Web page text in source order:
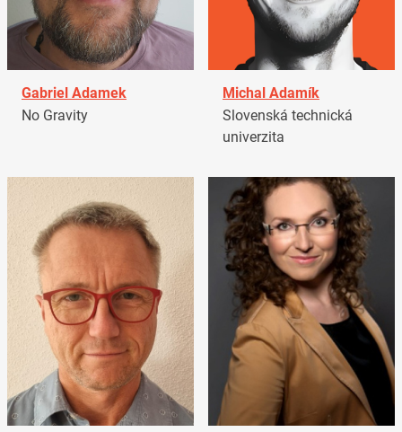
Gabriel Adamek
No Gravity
Michal Adamík
Slovenská technická
univerzita